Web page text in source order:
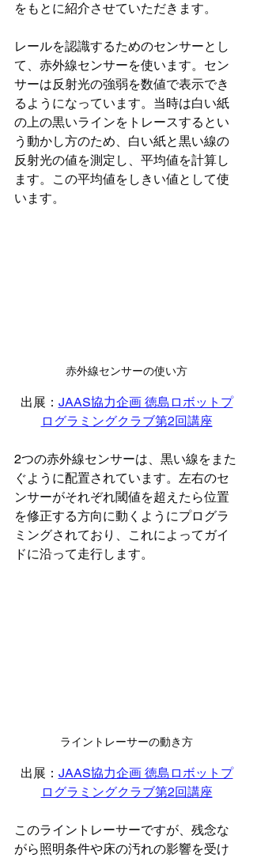
をもとに紹介させていただきます。
レールを認識するためのセンサーとし
て、赤外線センサーを使います。セン
サーは反射光の強弱を数値で表示でき
るようになっています。当時は白い紙
の上の黒いラインをトレースするとい
う動かし方のため、白い紙と黒い線の
反射光の値を測定し、平均値を計算し
ます。この平均値をしきい値として使
います。
赤外線センサーの使い方
出展： JAAS協力企画 徳島ロボットプ
ログラミングクラブ第2回講座
2つの赤外線センサーは、黒い線をまた
ぐように配置されています。左右のセ
ンサーがそれぞれ閾値を超えたら位置
を修正する方向に動くようにプログラ
ミングされており、これによってガイ
ドに沿って走行します。
ライントレーサーの動き方
出展： JAAS協力企画 徳島ロボットプ
ログラミングクラブ第2回講座
このライントレーサーですが、残念な
がら照明条件や床の汚れの影響を受け